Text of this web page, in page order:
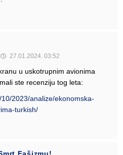
27.01.2024. 03:52
u uskotrupnim avionima
ste recenziju tog leta:
2023/analize/ekonomska-
turkish/